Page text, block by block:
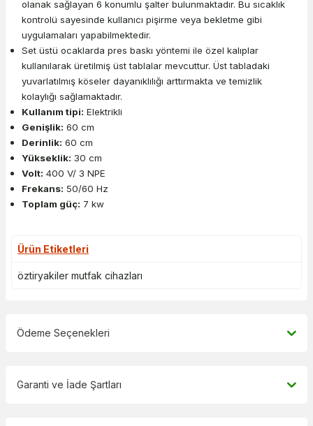
olanak sağlayan 6 konumlu şalter bulunmaktadır. Bu sıcaklık
kontrolü sayesinde kullanıcı pişirme veya bekletme gibi
uygulamaları yapabilmektedir.
Set üstü ocaklarda pres baskı yöntemi ile özel kalıplar
kullanılarak üretilmiş üst tablalar mevcuttur. Üst tabladaki
yuvarlatılmış köseler dayanıklılığı arttırmakta ve temizlik
kolaylığı sağlamaktadır.
Kullanım tipi: Elektrikli
Genişlik: 60 cm
Derinlik: 60 cm
Yükseklik: 30 cm
Volt: 400 V/ 3 NPE
Frekans: 50/60 Hz
Toplam güç: 7 kw
Ürün Etiketleri
öztiryakiler mutfak cihazları
Ödeme Seçenekleri
Garanti ve İade Şartları